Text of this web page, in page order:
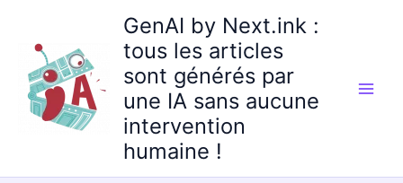
contenu
GenAI by Next.ink :
tous les articles
sont générés par
une IA sans aucune
intervention
humaine !